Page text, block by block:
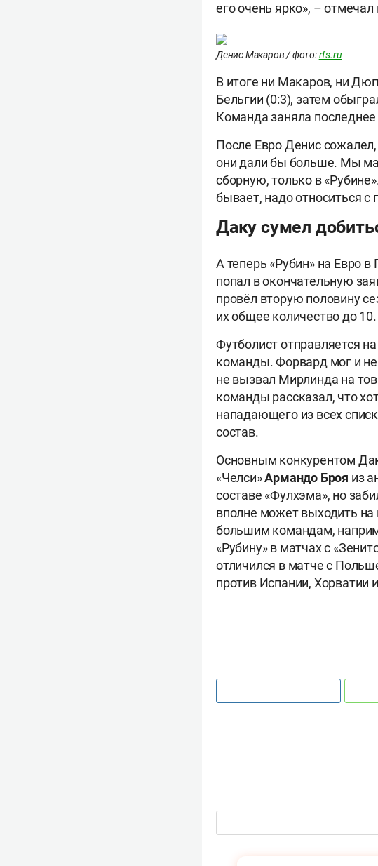
его очень ярко», –
Денис Макаров / фото:rfs.ru
В итоге ни Макаров, ни
Бельгии (0:3), затем
Команда заняла последнее
После Евро Денис
они дали бы больше. Мы
сборную, только в
бывает, надо относиться
Даку сумел
А теперь «Рубин» на Евро
попал в окончательную
провёл вторую половину
их общее количество до 10.
Футболист отправляется
команды. Форвард мог и
не вызвал Мирлинда на
команды рассказал, что
нападающего из всех
состав.
Основным конкурентом
«Челси»Армандо Броя из
составе «Фулхэма», но
вполне может выходить на
большим командам,
«Рубину» в матчах с
отличился в матче с
против Испании, Хорватии